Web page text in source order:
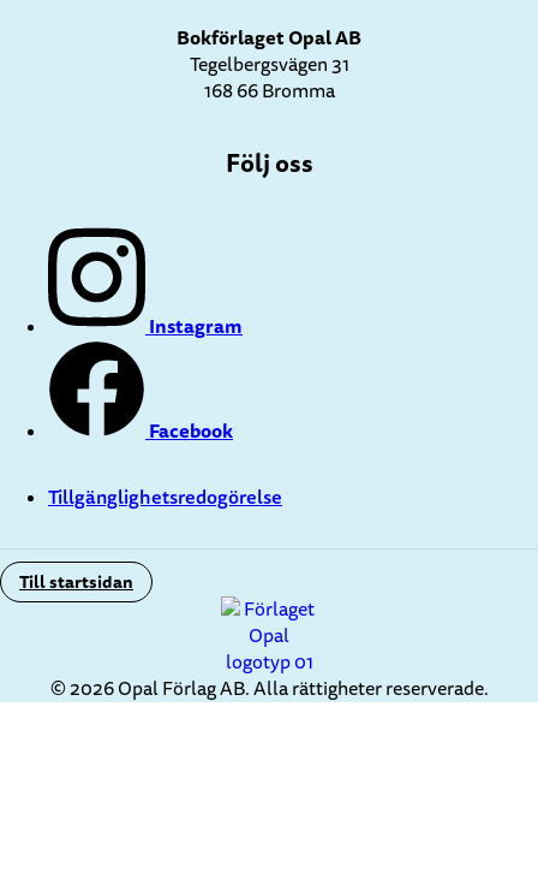
Bokförlaget Opal AB
Tegelbergsvägen 31
168 66 Bromma
Följ oss
Instagram
Facebook
Tillgänglighetsredogörelse
Till startsidan
© 2026 Opal Förlag AB. Alla rättigheter reserverade.